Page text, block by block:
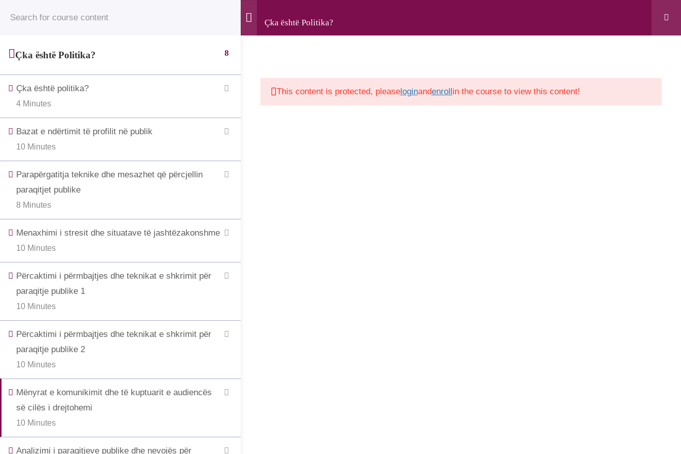
Çka është Politika?
Çka është Politika? 8
Çka është politika?
4 Minutes
Bazat e ndërtimit të profilit në publik
10 Minutes
Parapërgatitja teknike dhe mesazhet që përcjellin
paraqitjet publike
8 Minutes
Menaxhimi i stresit dhe situatave të jashtëzakonshme
10 Minutes
Përcaktimi i përmbajtjes dhe teknikat e shkrimit për
paraqitje publike 1
10 Minutes
Përcaktimi i përmbajtjes dhe teknikat e shkrimit për
paraqitje publike 2
10 Minutes
Mënyrat e komunikimit dhe të kuptuarit e audiencës
së cilës i drejtohemi
10 Minutes
Analizimi i paraqitjeve publike dhe nevojës për
This content is protected, pleaseloginandenrollin the course to view this content!
© 2025 • Jahjaga Foundation • All Rights Reserved • The development of this website was supported by the “Support to Civil Society in Kosovo” project,
funded by the Grand Duchy of Luxembourg and implemented by LuxDev, the Luxembourg Development Cooperation Agency.